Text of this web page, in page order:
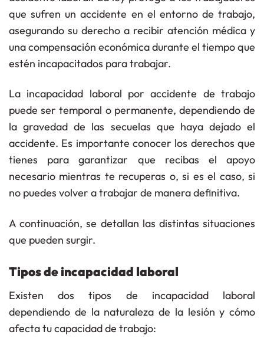
que sufren un accidente en el entorno de trabajo,
asegurando su derecho a recibir atención médica y
una compensación económica durante el tiempo que
estén incapacitados para trabajar.
La incapacidad laboral por accidente de trabajo
puede sertemporal o permanente, dependiendo de
la gravedad de las secuelas que haya dejado el
accidente. Es importante conocer los derechos que
tienes para garantizar que recibas el apoyo
necesario mientras te recuperas o, si es el caso, si
no puedes volver a trabajar de manera definitiva.
A continuación, se detallan las distintas situaciones
que pueden surgir.
Tipos de incapacidad laboral
Existen dos tipos de incapacidad laboral
dependiendo de la naturaleza de la lesión y cómo
afecta tu capacidad de trabajo: